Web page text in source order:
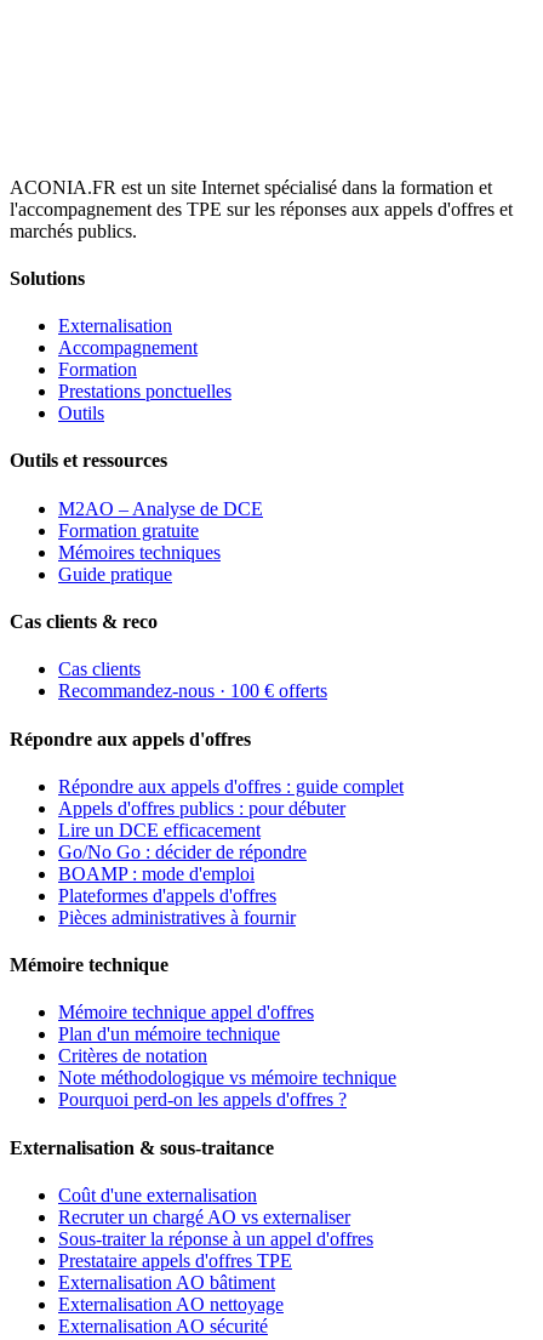
ACONIA.FR est un site Internet spécialisé dans la formation et
l'accompagnement des TPE sur les réponses aux appels d'offres et
marchés publics.
Solutions
Externalisation
Accompagnement
Formation
Prestations ponctuelles
Outils
Outils et ressources
M2AO – Analyse de DCE
Formation gratuite
Mémoires techniques
Guide pratique
Cas clients & reco
Cas clients
Recommandez-nous · 100 € offerts
Répondre aux appels d'offres
Répondre aux appels d'offres : guide complet
Appels d'offres publics : pour débuter
Lire un DCE efficacement
Go/No Go : décider de répondre
BOAMP : mode d'emploi
Plateformes d'appels d'offres
Pièces administratives à fournir
Mémoire technique
Mémoire technique appel d'offres
Plan d'un mémoire technique
Critères de notation
Note méthodologique vs mémoire technique
Pourquoi perd-on les appels d'offres ?
Externalisation & sous-traitance
Coût d'une externalisation
Recruter un chargé AO vs externaliser
Sous-traiter la réponse à un appel d'offres
Prestataire appels d'offres TPE
Externalisation AO bâtiment
Externalisation AO nettoyage
Externalisation AO sécurité